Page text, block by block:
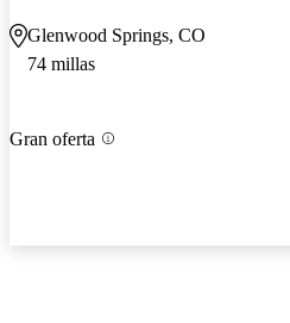
Glenwood Springs, CO
74 millas
Gran oferta